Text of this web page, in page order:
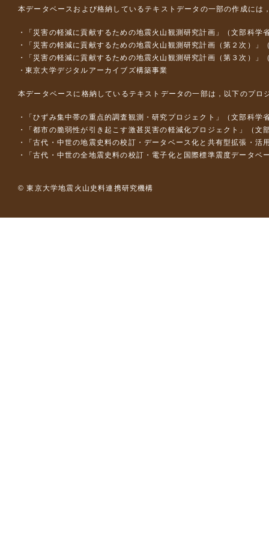
本データベースおよび格納しているテキストデータの一部の作成には
「災害の軽減に貢献するための地震火山観測研究計画」（文部科学
「災害の軽減に貢献するための地震火山観測研究計画（第２次）」
「災害の軽減に貢献するための地震火山観測研究計画（第３次）」
東京大学デジタルアーカイブズ構築事業
本データベースに格納しているテキストデータの一部は，以下のプロ
「ひずみ集中帯の重点的調査観測・研究プロジェクト」（文部科
「都市の脆弱性が引き起こす激甚災害の軽減化プロジェクト」（
「古代・中世の地震史料の校訂・データベース化と共有型拡張・
「古代・中世の全地震史料の校訂・電子化と国際標準震度データ
© 東京大学地震火山史料連携研究機構